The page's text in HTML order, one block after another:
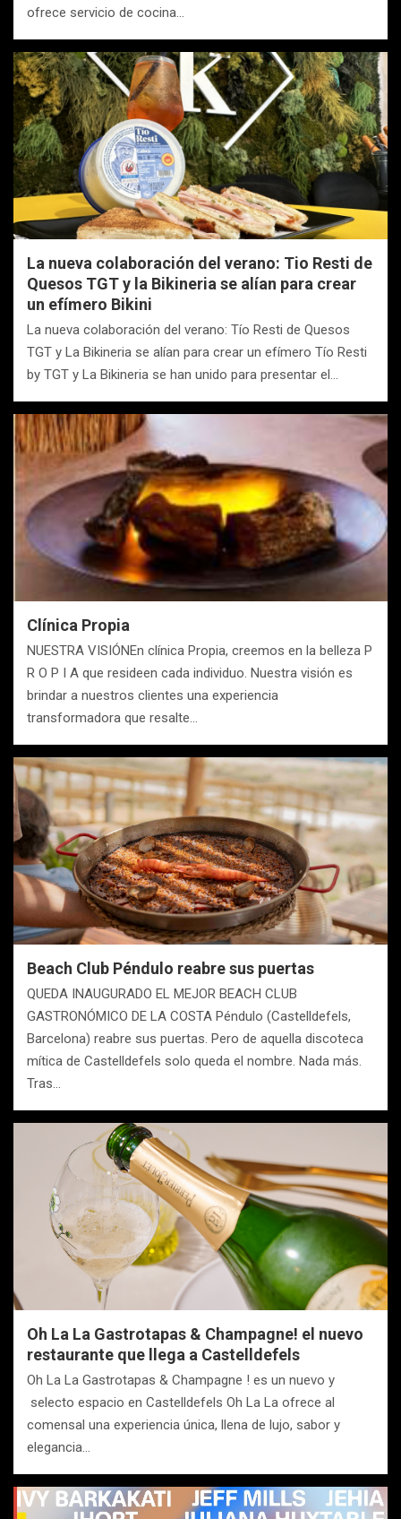
ofrece servicio de cocina…
La nueva colaboración del verano: Tio Resti de
Quesos TGT y la Bikineria se alían para crear
un efímero Bikini
La nueva colaboración del verano: Tío Resti de Quesos
TGT y La Bikineria se alían para crear un efímero Tío Resti
by TGT y La Bikineria se han unido para presentar el…
Clínica Propia
NUESTRA VISIÓNEn clínica Propia, creemos en la belleza P
R O P I A que resideen cada individuo. Nuestra visión es
brindar a nuestros clientes una experiencia
transformadora que resalte…
Beach Club Péndulo reabre sus puertas
QUEDA INAUGURADO EL MEJOR BEACH CLUB
GASTRONÓMICO DE LA COSTA Péndulo (Castelldefels,
Barcelona) reabre sus puertas. Pero de aquella discoteca
mítica de Castelldefels solo queda el nombre. Nada más.
Tras…
Oh La La Gastrotapas & Champagne! el nuevo
restaurante que llega a Castelldefels
Oh La La Gastrotapas & Champagne ! es un nuevo y
selecto espacio en Castelldefels Oh La La ofrece al
comensal una experiencia única, llena de lujo, sabor y
elegancia…